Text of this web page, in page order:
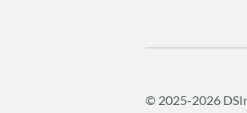
© 2025-2026